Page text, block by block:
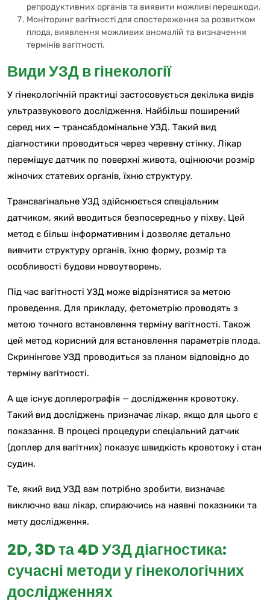
репродуктивних органів та виявити можливі перешкоди.
Моніторинг вагітності для спостереження за розвитком
плода, виявлення можливих аномалій та визначення
термінів вагітності.
Види УЗД в гінекології
У гінекологічній практиці застосовується декілька видів
ультразвукового дослідження. Найбільш поширений
серед них — трансабдомінальне УЗД. Такий вид
діагностики проводиться через черевну стінку. Лікар
переміщує датчик по поверхні живота, оцінюючи розмір
жіночих статевих органів, їхню структуру.
Трансвагінальне УЗД здійснюється спеціальним
датчиком, який вводиться безпосередньо у піхву. Цей
метод є більш інформативним і дозволяє детально
вивчити структуру органів, їхню форму, розмір та
особливості будови новоутворень.
Під час вагітності УЗД може відрізнятися за метою
проведення. Для прикладу, фетометрію проводять з
метою точного встановлення терміну вагітності. Також
цей метод корисний для встановлення параметрів плода.
Скринінгове УЗД проводиться за планом відповідно до
терміну вагітності.
А ще існує доплерографія — дослідження кровотоку.
Такий вид досліджень призначає лікар, якщо для цього є
показання. В процесі процедури спеціальний датчик
(доплер для вагітних) показує швидкість кровотоку і стан
судин.
Те, який вид УЗД вам потрібно зробити, визначає
виключно ваш лікар, спираючись на наявні показники та
мету дослідження.
2D, 3D та 4D УЗД діагностика:
сучасні методи у гінекологічних
дослідженнях